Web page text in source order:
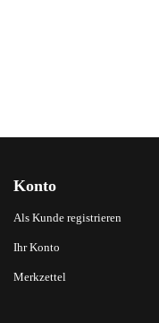
Konto
Als Kunde registrieren
Ihr Konto
Merkzettel